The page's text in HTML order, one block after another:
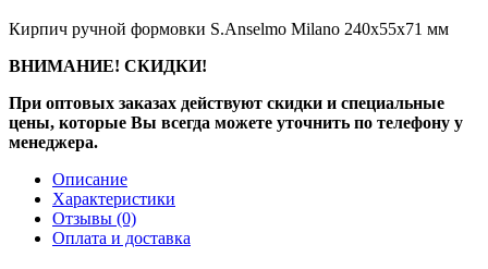
Кирпич ручной формовки S.Anselmo Milano 240х55х71 мм
ВНИМАНИЕ! СКИДКИ!
При оптовых заказах действуют скидки и специальные
цены, которые Вы всегда можете уточнить по телефону у
менеджера.
Описание
Характеристики
Отзывы (0)
Оплата и доставка